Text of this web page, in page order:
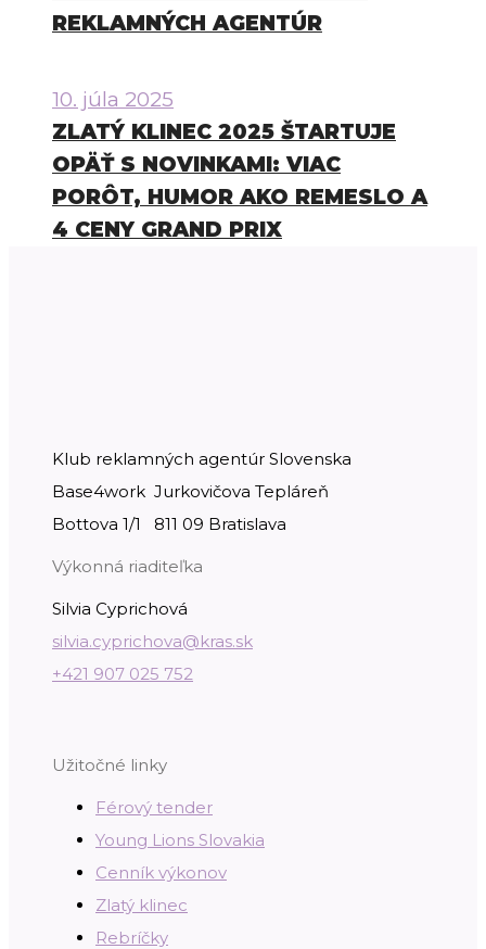
REKLAMNÝCH AGENTÚR
10. júla 2025
ZLATÝ KLINEC 2025 ŠTARTUJE
OPÄŤ S NOVINKAMI: VIAC
PORÔT, HUMOR AKO REMESLO A
4 CENY GRAND PRIX
Klub reklamných agentúr Slovenska
Base4work Jurkovičova Tepláreň
Bottova 1/1 811 09 Bratislava
Výkonná riaditeľka
Silvia Cyprichová
silvia.cyprichova@kras.sk
+421 907 025 752
Užitočné linky
Férový tender
Young Lions Slovakia
Cenník výkonov
Zlatý klinec
Rebríčky